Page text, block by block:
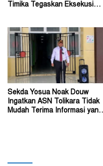
Timika Tegaskan Eksekusi
Sekda Yosua Noak Douw
Ingatkan ASN Tolikara Tidak
Mudah Terima Informasi yang